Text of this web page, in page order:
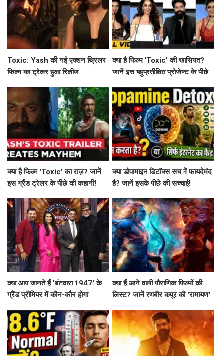
Toxic: Yash की नई एक्शन थ्रिलर
फिल्म का ट्रेलर हुआ रिलीज
क्या है फिल्म 'Toxic' की खासियत?
जानें इस बहुप्रतीक्षित प्रोजेक्ट के पीछे
क्या है फिल्म 'Toxic' का राज़? जानें
इस ग्रैंड ट्रेलर के पीछे की कहानी!
क्या डोपामाइन डिटॉक्स सच में फायदेमंद
है? जानें इसके पीछे की सच्चाई!
क्या आप जानते हैं 'बंटवारा 1947' के
ग्रैंड प्रीमियर में कौन-कौन होगा
क्या हैं आने वाली पौराणिक फिल्मों की
लिस्ट? जानें रणबीर कपूर की 'रामायण'